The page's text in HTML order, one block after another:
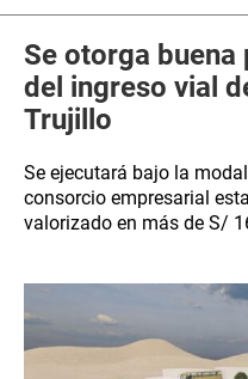
Se otorga
del ingreso vial
Trujillo
Se ejecutará bajo la
consorcio empresarial
valorizado en más de S/